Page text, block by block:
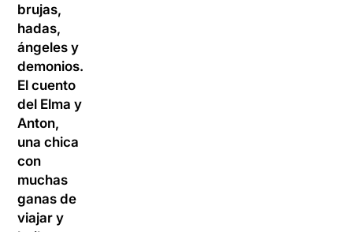
brujas,
hadas,
ángeles y
demonios.
El cuento
del Elma y
Anton,
una chica
con
muchas
ganas de
viajar y